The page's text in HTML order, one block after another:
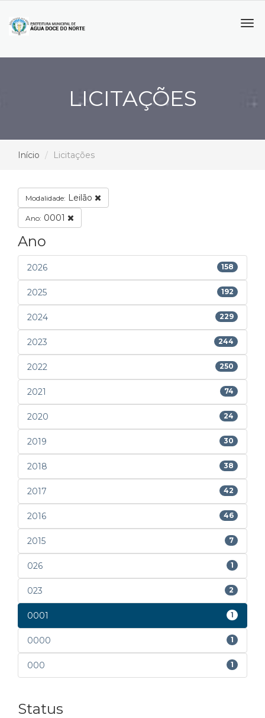
LICITAÇÕES
Início Licitações
Modalidade: Leilão
Ano: 0001
Ano
2026 158
2025 192
2024 229
2023 244
2022 250
2021 74
2020 24
2019 30
2018 38
2017 42
2016 46
2015 7
026 1
023 2
0001 1
0000 1
000 1
Status